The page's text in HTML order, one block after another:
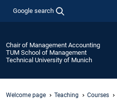
Google search
Chair of Management Accounting
TUM School of Management
Technical University of Munich
Welcome page Teaching Courses